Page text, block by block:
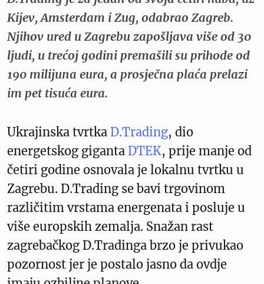
Kijev, Amsterdam i Zug, odabrao Zagreb.
Njihov ured u Zagrebu zapošljava više od 30
ljudi, u trećoj godini premašili su prihode od
190 milijuna eura, a prosječna plaća prelazi
im pet tisuća eura.
Ukrajinska tvrtka D.Trading, dio
energetskog giganta DTEK, prije manje od
četiri godine osnovala je lokalnu tvrtku u
Zagrebu. D.Trading se bavi trgovinom
različitim vrstama energenata i posluje u
više europskih zemalja. Snažan rast
zagrebačkog D.Tradinga brzo je privukao
pozornost jer je postalo jasno da ovdje